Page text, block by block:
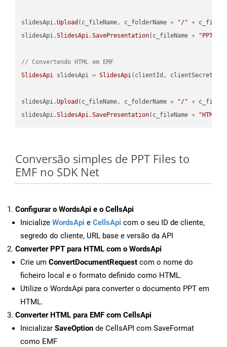
slidesApi.Upload (c_fileName, c_folderName + "/" +
slidesApi.SlidesApi.SavePresentation(c_fileName + "PPT"
// Convertendo HTML em EMF
SlidesApi slidesApi = SlidesApi(clientId, clientSecret);
slidesApi.Upload (c_fileName, c_folderName + "/" +
slidesApi.SlidesApi.SavePresentation(c_fileName + "HTML"
Conversão simples de PPT Files to
EMF no SDK Net
Configurar o WordsApi e o CellsApi
Inicialize WordsApi e CellsApi com o seu ID de cliente,
segredo do cliente, URL base e versão da API
Converter PPT para HTML com o WordsApi
Crie um ConvertDocumentRequest com o nome do
ficheiro local e o formato definido como HTML.
Utilize o WordsApi para converter o documento PPT em
HTML.
Converter HTML para EMF com CellsApi
Inicializar SaveOption de CellsAPI com SaveFormat
como EMF